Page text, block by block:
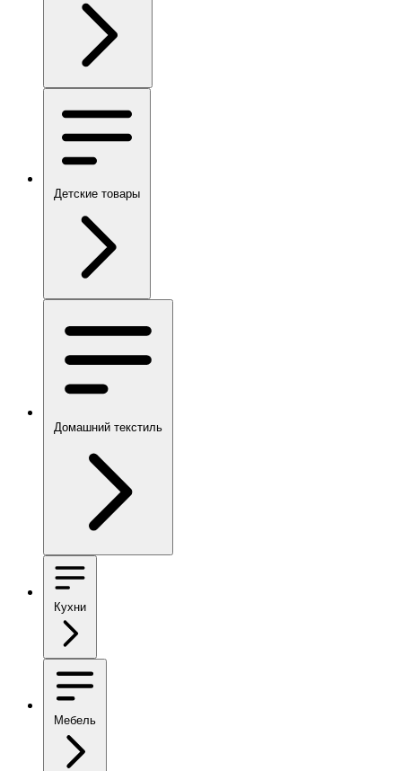
Детские товары
Домашний текстиль
Кухни
Мебель